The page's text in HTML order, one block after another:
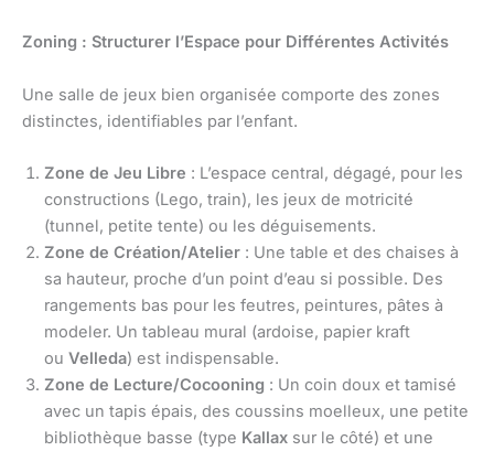
Zoning : Structurer l’Espace pour Différentes Activités
Une salle de jeux bien organisée comporte des zones
distinctes, identifiables par l’enfant.
Zone de Jeu Libre : L’espace central, dégagé, pour les
constructions (Lego, train), les jeux de motricité
(tunnel, petite tente) ou les déguisements.
Zone de Création/Atelier : Une table et des chaises à
sa hauteur, proche d’un point d’eau si possible. Des
rangements bas pour les feutres, peintures, pâtes à
modeler. Un tableau mural (ardoise, papier kraft
ou Velleda) est indispensable.
Zone de Lecture/Cocooning : Un coin doux et tamisé
avec un tapis épais, des coussins moelleux, une petite
bibliothèque basse (type Kallax sur le côté) et une